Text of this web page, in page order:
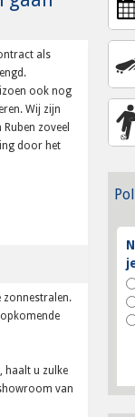
als
ook nog
Wij zijn
zoveel
door het
zonnestralen.
haalt u zulke
van